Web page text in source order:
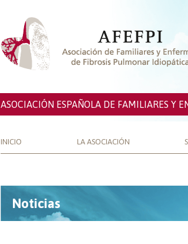
ASOCIACIÓN ESPAÑOLA DE FAMILIARES Y
INICIO LA ASOCIACIÓN
Noticias